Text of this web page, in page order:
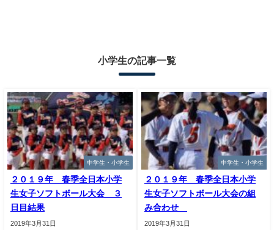
小学生の記事一覧
中学生・小学生
２０１９年 春季全日本小学
生女子ソフトボール大会 ３
日目結果
2019年3月31日
中学生・小学生
２０１９年 春季全日本小学
生女子ソフトボール大会の組
み合わせ
2019年3月31日